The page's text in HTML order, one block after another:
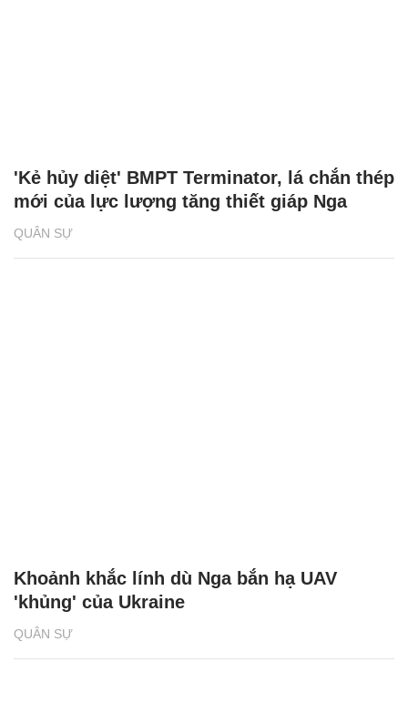
QUÂN SỰ
'Kẻ hủy diệt' BMPT Terminator, lá chắn thép
mới của lực lượng tăng thiết giáp Nga
QUÂN SỰ
Khoảnh khắc lính dù Nga bắn hạ UAV
'khủng' của Ukraine